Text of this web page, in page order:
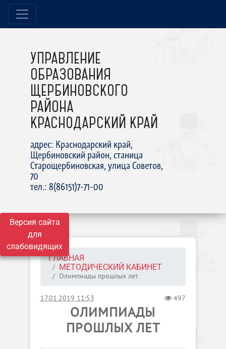
Версия сайта
для
слабовидящих
УПРАВЛЕНИЕ
ОБРАЗОВАНИЯ
ЩЕРБИНОВСКОГО
РАЙОНА
КРАСНОДАРСКИЙ КРАЙ
адрес: Краснодарский край,
Щербиновский район, станица
Старощербиновская, улица Советов,
70
тел.: 8(86151)7-71-00
ГЛАВНАЯ
МЕТОДИЧЕСКИЙ КАБИНЕТ
Олимпиады прошлых лет
17.01.2019 11:53 497
ОЛИМПИАДЫ
ПРОШЛЫХ ЛЕТ